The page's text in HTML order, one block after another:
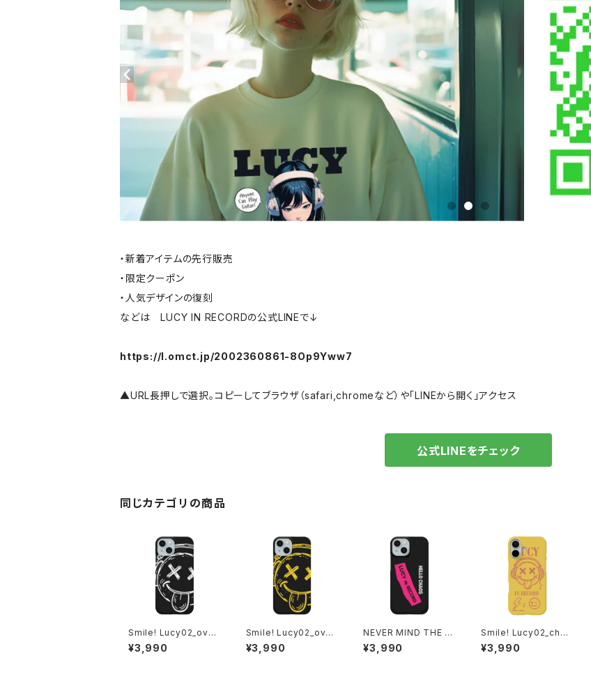
・新着アイテムの先行販売
・限定クーポン
・人気デザインの復刻
などは LUCY IN RECORDの公式LINEで↓
https://l.omct.jp/2002360861-8Op9Yww7
▲URL長押しで選択。コピーしてブラウザ（safari,chromeなど）や「LINEから開く」アクセス
公式LINEをチェック
同じカテゴリの商品
Smile! Lucy02_over
drive_an albino iPh
oneケース 1020-2411
¥3,990
Smile! Lucy02_over
drive iPhoneケース 1
020-241126082
¥3,990
NEVER MIND THE B
LACK iPhoneケース 1
020-241126090
¥3,990
Smile! Lucy02_chao
spink iPhoneケース 1
020-241126111
¥3,990